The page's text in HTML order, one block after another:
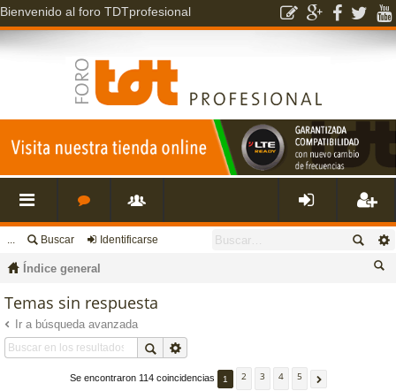
Bienvenido al foro TDTprofesional
nl
es o
s
s
a
ri
eg
... Buscar Identificarse
Índice general
Temas sin respuesta
Ir a búsqueda avanzada
Se encontraron 114 coincidencias 1 2 3 4 5